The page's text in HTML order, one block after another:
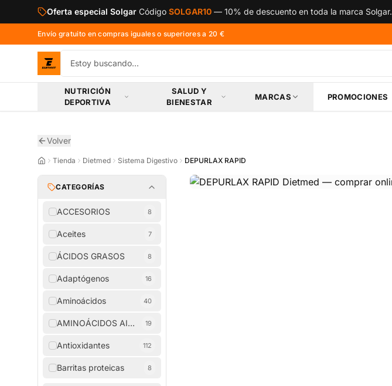
Saltar al contenido principal
Oferta especial Solgar Código SOLGAR10 — 10% de descuento en toda la marca Solgar.
Envío gratuito en compras iguales o superiores a 20 €
NUTRICIÓN
DEPORTIVA
SALUD Y
BIENESTAR
MARCAS PROMOCIONES
Volver
Tienda Dietmed Sistema Digestivo DEPURLAX RAPID
CATEGORÍAS
ACCESORIOS 8
Aceites 7
ÁCIDOS GRASOS 8
Adaptógenos 16
Aminoácidos 40
AMINOÁCIDOS AISLADOS
19
Antioxidantes 112
Barritas proteicas 8